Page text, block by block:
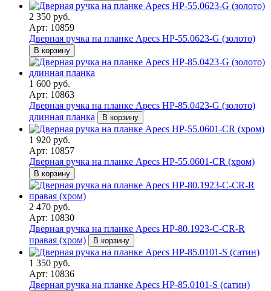
2 350 руб.
Арт: 10859
Дверная ручка на планке Apecs HP-55.0623-G (золото)
В корзину
1 600 руб.
Арт: 10863
Дверная ручка на планке Apecs HP-85.0423-G (золото)
длинная планка
В корзину
1 920 руб.
Арт: 10857
Дверная ручка на планке Apecs HP-55.0601-CR (хром)
В корзину
2 470 руб.
Арт: 10830
Дверная ручка на планке Apecs HP-80.1923-C-CR-R
правая (хром)
В корзину
1 350 руб.
Арт: 10836
Дверная ручка на планке Apecs HP-85.0101-S (сатин)